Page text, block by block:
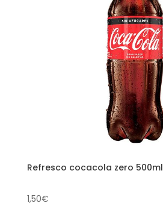
Refresco cocacola zero 500ml
1,50€